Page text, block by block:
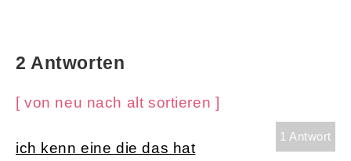
2 Antworten
[ von neu nach alt sortieren ]
1 Antwort
ich kenn eine die das hat